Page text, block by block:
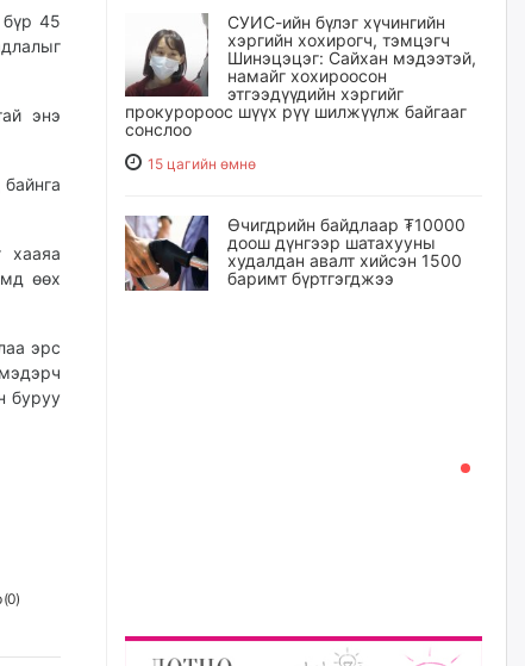
45
энэ
хааяа
өөх
эрс
буруу
(0)
СУИС-ийн бүлэг хүчингийн
хэргийн хохирогч, тэмцэгч
Шинэцэцэг: Сайхан мэдээтэй,
намайг хохироосон
этгээдүүдийн хэргийг
прокуророос шүүх рүү шилжүүлж байгааг
сонслоо
15 цагийн өмнө
Өчигдрийн байдлаар ₮10000
доош дүнгээр шатахууны
худалдан авалт хийсэн 1500
баримт бүртгэгджээ